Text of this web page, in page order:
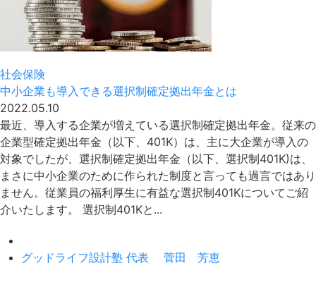
社会保険
中小企業も導入できる選択制確定拠出年金とは
2022.05.10
最近、導入する企業が増えている選択制確定拠出年金。従来の
企業型確定拠出年金（以下、401K）は、主に大企業が導入の
対象でしたが、選択制確定拠出年金（以下、選択制401K)は、
まさに中小企業のために作られた制度と言っても過言ではあり
ません。従業員の福利厚生に有益な選択制401Kについてご紹
介いたします。 選択制401Kと...
グッドライフ設計塾 代表 菅田 芳恵